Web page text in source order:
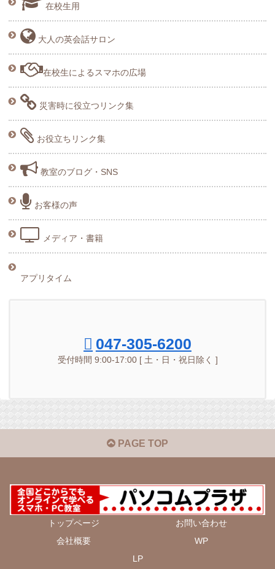
在校生用
大人の英会話サロン
在校生によるスマホの広場
災害時に役立つリンク集
お役立ちリンク集
教室のブログ・SNS
お客様の声
メディア・書籍
アプリタイム
047-305-6200
受付時間 9:00-17:00 [ 土・日・祝日除く ]
PAGE TOP
トップページ
お問い合わせ
会社概要
WP
LP